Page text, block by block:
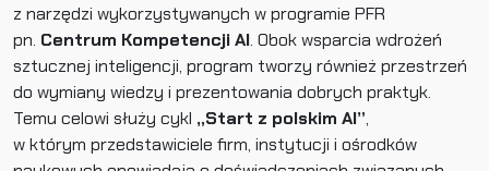
z narzędzi wykorzystywanych w programie PFR
pn. Centrum Kompetencji AI. Obok wsparcia wdrożeń
sztucznej inteligencji, program tworzy również przestrzeń
do wymiany wiedzy i prezentowania dobrych praktyk.
Temu celowi służy cykl „Start z polskim AI”,
w którym przedstawiciele firm, instytucji i ośrodków